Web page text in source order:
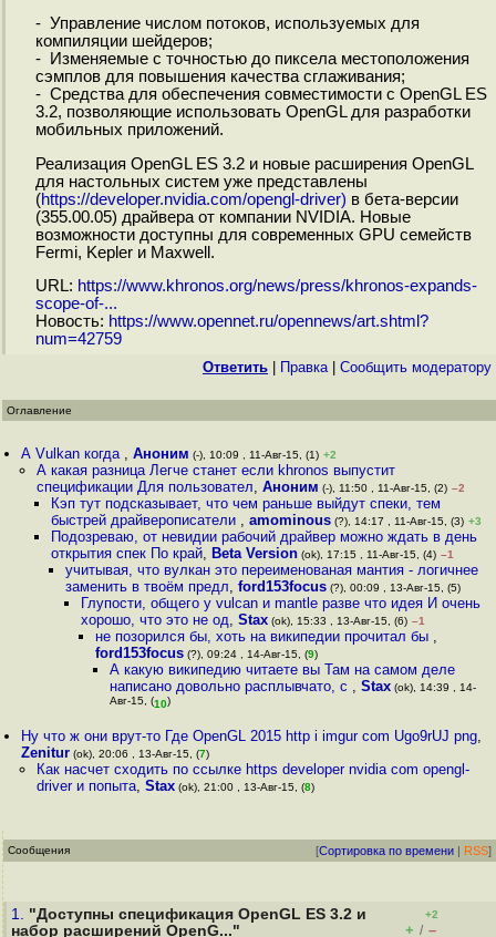
- Управление числом потоков, используемых для
компиляции шейдеров;
- Изменяемые с точностью до пиксела местоположения
сэмплов для повышения качества сглаживания;
- Средства для обеспечения совместимости с OpenGL ES
3.2, позволяющие использовать OpenGL для разработки
мобильных приложений.
Реализация OpenGL ES 3.2 и новые расширения OpenGL
для настольных систем уже представлены
(https://developer.nvidia.com/opengl-driver) в бета-версии
(355.00.05) драйвера от компании NVIDIA. Новые
возможности доступны для современных GPU семейств
Fermi, Kepler и Maxwell.
URL: https://www.khronos.org/news/press/khronos-expands-
scope-of-...
Новость: https://www.opennet.ru/opennews/art.shtml?
num=42759
Ответить Правка| Cообщить модератору
Оглавление
А Vulkan когда ,Аноним (-), 10:09 , 11-Авг-15, (1) +2
А какая разница Легче станет если khronos выпустит
спецификации Для пользовател, Аноним (-), 11:50 , 11-Авг-15, (2) –2
Кэп тут подсказывает, что чем раньше выйдут спеки, тем
быстрей драйверописатели , amominous(?), 14:17 , 11-Авг-15, (3) +3
Подозреваю, от невидии рабочий драйвер можно ждать в день
открытия спек По край, Beta Version(ok), 17:15 , 11-Авг-15, (4) –1
учитывая, что вулкан это переименованая мантия - логичнее
заменить в твоём предл,ford153focus (?), 00:09 , 13-Авг-15, (5)
Глупости, общего у vulcan и mantle разве что идея И очень
хорошо, что это не од, Stax(ok), 15:33 , 13-Авг-15, (6) –1
не позорился бы, хоть на википедии прочитал бы ,
ford153focus(?), 09:24 , 14-Авг-15, (9)
А какую википедию читаете вы Там на самом деле
написано довольно расплывчато, с ,Stax (ok), 14:39 , 14-
Авг-15, (10)
Ну что ж они врут-то Где OpenGL 2015 http i imgur com Ugo9rUJ png,
Zenitur (ok), 20:06 , 13-Авг-15, (7)
Как насчет сходить по ссылке https developer nvidia com opengl-
driver и попыта, Stax(ok), 21:00 , 13-Авг-15, (8)
Сообщения [Сортировка по времени | RSS]
1. "Доступны спецификация OpenGL ES 3.2 и
набор расширений OpenG..."
+2
+ / –